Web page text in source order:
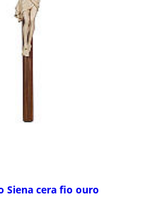
Siena cera fio ouro